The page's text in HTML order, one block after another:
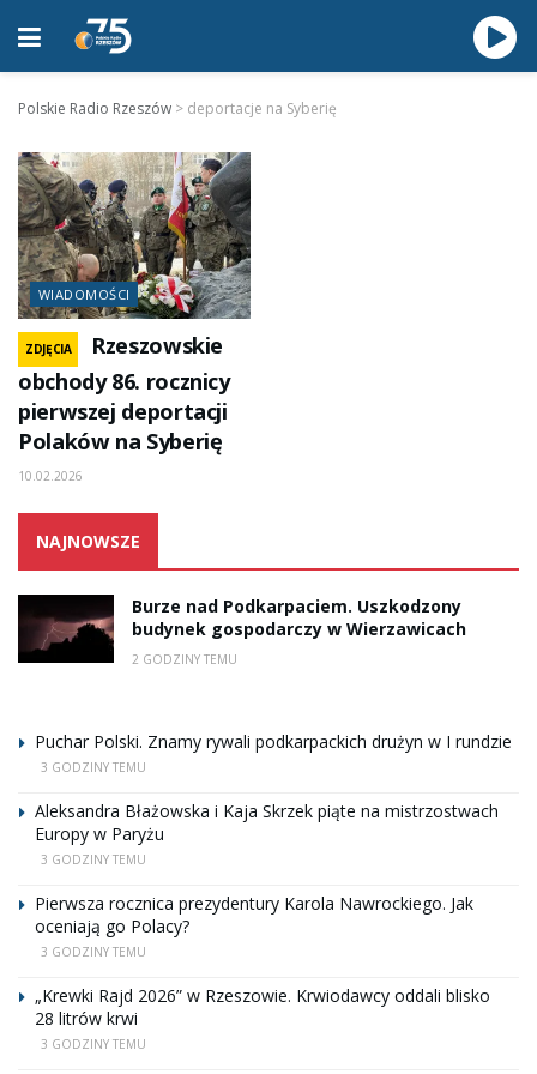
Polskie Radio Rzeszów > deportacje na Syberię
WIADOMOŚCI
ZDJĘCIA
Rzeszowskie
obchody 86. rocznicy
pierwszej deportacji
Polaków na Syberię
10.02.2026
NAJNOWSZE
Burze nad Podkarpaciem. Uszkodzony
budynek gospodarczy w Wierzawicach
2 GODZINY TEMU
Puchar Polski. Znamy rywali podkarpackich drużyn w I rundzie
3 GODZINY TEMU
Aleksandra Błażowska i Kaja Skrzek piąte na mistrzostwach
Europy w Paryżu
3 GODZINY TEMU
Pierwsza rocznica prezydentury Karola Nawrockiego. Jak
oceniają go Polacy?
3 GODZINY TEMU
„Krewki Rajd 2026” w Rzeszowie. Krwiodawcy oddali blisko
28 litrów krwi
3 GODZINY TEMU